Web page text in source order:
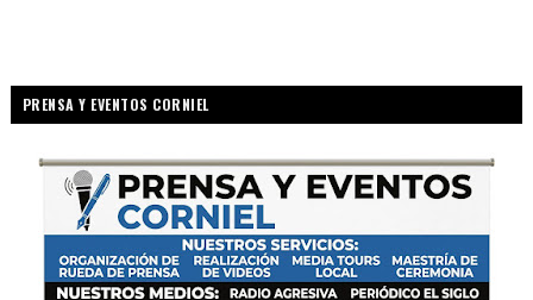
PRENSA Y EVENTOS CORNIEL